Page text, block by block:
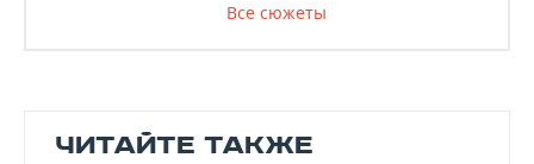
Все сюжеты
ЧИТАЙТЕ ТАКЖЕ